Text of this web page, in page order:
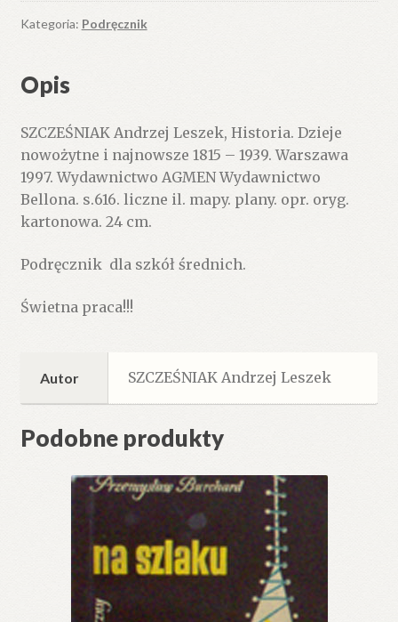
Kategoria: Podręcznik
Opis
SZCZEŚNIAK Andrzej Leszek, Historia. Dzieje
nowożytne i najnowsze 1815 – 1939. Warszawa
1997. Wydawnictwo AGMEN Wydawnictwo
Bellona. s.616. liczne il. mapy. plany. opr. oryg.
kartonowa. 24 cm.
Podręcznik dla szkół średnich.
Świetna praca!!!
Autor SZCZEŚNIAK Andrzej Leszek
Podobne produkty